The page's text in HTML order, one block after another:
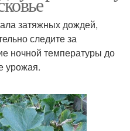
затяжных дождей,
следите за
ночной температуры до
урожая.